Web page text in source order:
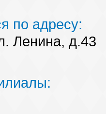
по адресу:
Ленина, д.43